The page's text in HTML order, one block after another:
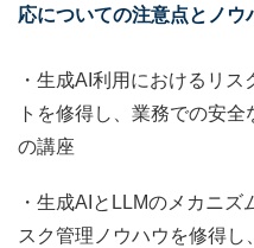
応についての注意点とノウ
・生成AI利用におけるリ
トを修得し、業務での安
の講座
・生成AIとLLMのメカニ
スク管理ノウハウを修得